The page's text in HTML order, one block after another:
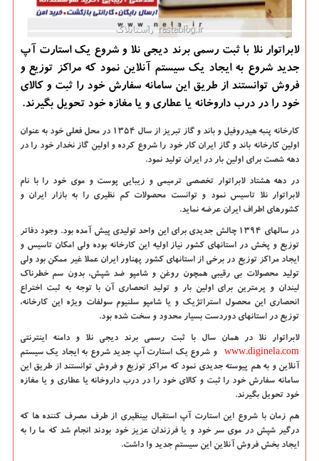
لابراتوار نلا با ثبت رسمی برند دیجی نلا و شروع یك استارت آپ
جدید شروع به ایجاد یك سیستم آنلاین نمود كه مراكز توزیع و
فروش توانستند از طریق این سامانه سفارش خود را ثبت و كالای
خود را در درب داروخانه یا عطاری و یا مغازه خود تحویل بگیرند.
کارخانه پنبه هیدروفیل و باند و گاز تبریز از سال 1354 در محل فعلی خود به عنوان
اولین کارخانه باند و گاز ایران کار خود را شروع کرده و اولین گاز نخدار خود را در
دهه شصت برای اولین بار در ایران تولید نمود.
در دهه هشتاد لابراتوار تخصصی ترمیمی و زیبایی پوست و موی خود را با نام
لابراتوار نلا تاسیس نمود و توانست محصولات کم نظیری را به بازار ایران و
کشورهای اطراف ایران عرضه نماید.
در سالهای 1394 چالش جدیدی برای این واحد تولیدی پیش آمده بود. وجود دفاتر
توزیع و پخش در استانهای کشور نیاز اولیه این کارخانه بوده ولی امکان تاسیس و
ایجاد مراکز توزیع در برخی از استانهای کشور پهناور ایران عملا غیر ممکن بود ولی
تولید محصولات بی رقیبی همچون روغن و شامپو ضد شپش، بدون سم خطرناک
لیندان و پرمترین برای اولین بار و تولید انحصاری آن با توجه به ثبت اختراع
انحصاری این محصول استراتژیک و یا شامپو سلنیوم سولفات ویژه این کارخانه،
توزیع در استانهای دوردست بسیار محدود و سخت شده بود.
لابراتوار نلا در همان سال با ثبت رسمی برند دیجی نلا و دامنه اینترنتی
www.diginela.com و شروع یک استارت آپ جدید شروع به ایجاد یک سیستم
آنلاین و به هم پیوسته جدیدی نمود که مراکز توزیع و فروش توانستند از طریق این
سامانه سفارش خود را ثبت و کالای خود را در درب داروخانه یا عطاری و یا مغازه
خود تحویل بگیرند.
هم زمان با شروع این استارت آپ استقبال بینظیری از طرف مصرف کننده ها که
درگیر شپش در موی سر خود و یا فرزندان عزیز خود بودند انجام شد که ما را به
ایجاد بخش فروش آنلاین این سیستم جدید وا داشت.